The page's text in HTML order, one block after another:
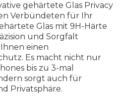
gehärtete Glas Privacy
Verbündeten für Ihr
Glas mit 9H-Härte
und Sorgfalt
einen
Es macht nicht nur
bis zu 3-mal
sorgt auch für
Privatsphäre.